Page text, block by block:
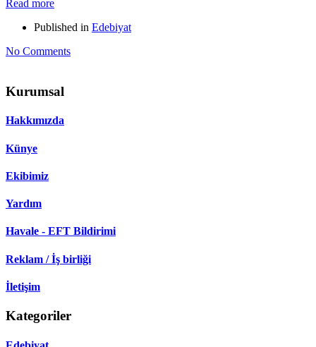
Read more
Published in Edebiyat
No Comments
Kurumsal
Hakkımızda
Künye
Ekibimiz
Yardım
Havale - EFT Bildirimi
Reklam / İş birliği
İletişim
Kategoriler